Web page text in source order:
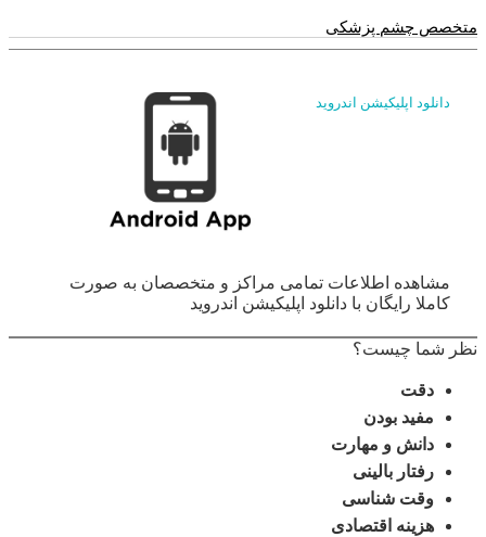
متخصص چشم پزشکی
دانلود اپلیکیشن اندروید
مشاهده اطلاعات تمامی مراکز و متخصصان به صورت
کاملا رایگان با دانلود اپلیکیشن اندروید
نظر شما چیست؟
دقت
مفید بودن
دانش و مهارت
رفتار بالینی
وقت شناسی
هزینه اقتصادی